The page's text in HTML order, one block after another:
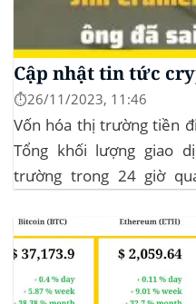
Cập nhật tin tức
⏱️26/11/2023, 11:46
Vốn hóa thị trường tiền
Tổng khối lượng giao
trường trong 24 giờ
chiếm 11.77% tổng khối
trong 24 giờ. Khối lượng